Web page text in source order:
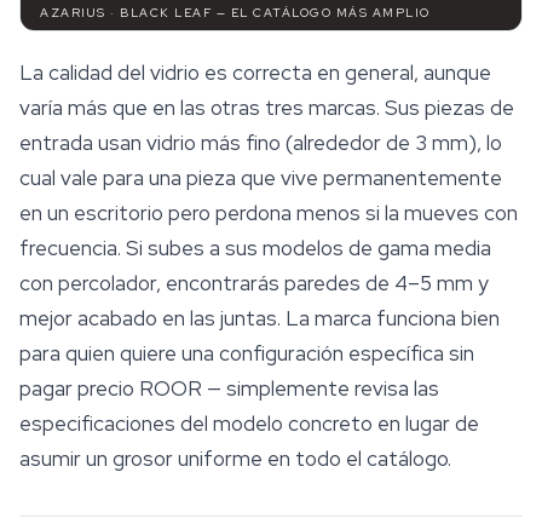
AZARIUS · BLACK LEAF — EL CATÁLOGO MÁS AMPLIO
La calidad del vidrio es correcta en general, aunque
varía más que en las otras tres marcas. Sus piezas de
entrada usan vidrio más fino (alrededor de 3 mm), lo
cual vale para una pieza que vive permanentemente
en un escritorio pero perdona menos si la mueves con
frecuencia. Si subes a sus modelos de gama media
con percolador, encontrarás paredes de 4–5 mm y
mejor acabado en las juntas. La marca funciona bien
para quien quiere una configuración específica sin
pagar precio ROOR — simplemente revisa las
especificaciones del modelo concreto en lugar de
asumir un grosor uniforme en todo el catálogo.